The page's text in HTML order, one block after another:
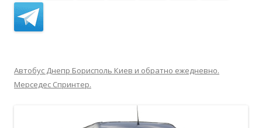
Автобус Днепр Борисполь Киев и обратно ежедневно.
Мерседес Спринтер.